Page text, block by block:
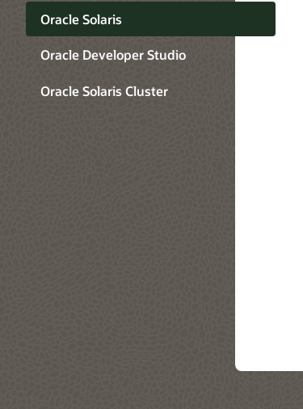
Oracle Solaris
Oracle Developer Studio
Oracle Solaris Cluster